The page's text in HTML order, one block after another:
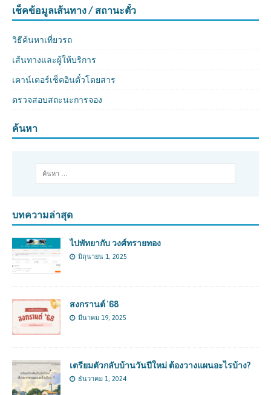
เช็คข้อมูลเส้นทาง / สถานะตั๋ว
วิธีค้นหาเที่ยวรถ
เส้นทางและผู้ให้บริการ
เคาน์เตอร์เช็คอินตั๋วโดยสาร
ตรวจสอบสถะนะการจอง
ค้นหา
บทความล่าสุด
ไปพัทยากับ วงศ์ทรายทอง
มิถุนายน 1, 2025
สงกรานต์ ’68
มีนาคม 19, 2025
เตรียมตัวกลับบ้านวันปีใหม่ ต้องวางแผนอะไรบ้าง?
ธันวาคม 1, 2024